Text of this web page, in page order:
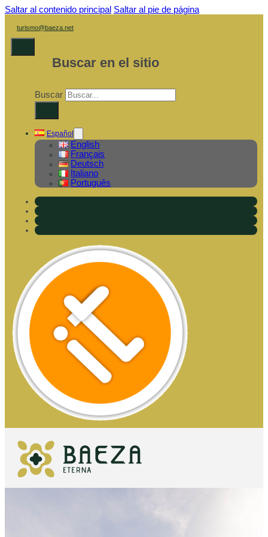
Saltar al contenido principal Saltar al pie de página
turismo@baeza.net
Buscar en el sitio
Buscar
Español
English
Français
Deutsch
Italiano
Português